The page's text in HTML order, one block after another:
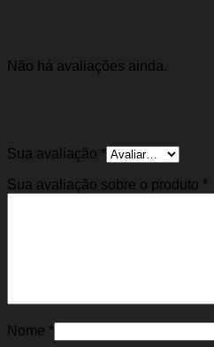
Não há avaliações ainda.
Sua avaliação *
Sua avaliação sobre o produto *
Nome *